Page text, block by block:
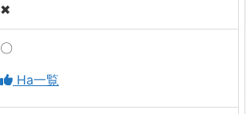
✖
〇
Ha一覧